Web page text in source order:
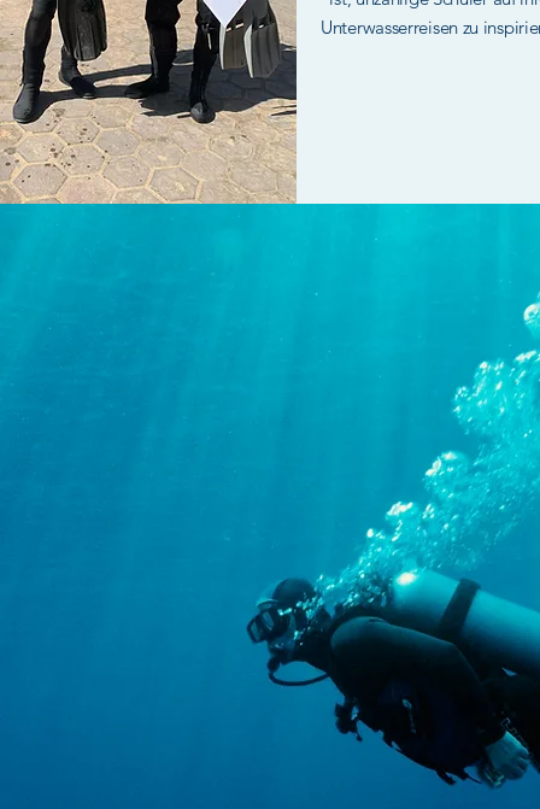
Unterwasserreisen zu